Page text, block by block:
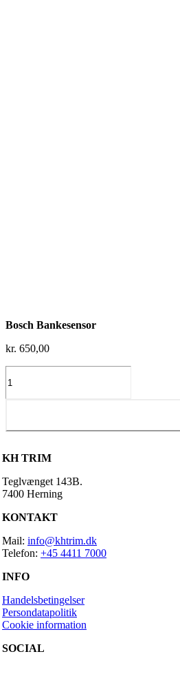
Bosch Bankesensor
kr. 650,00
Bankesensor
antal
KH TRIM
Teglvænget 143B.
7400 Herning
KONTAKT
Mail: info@khtrim.dk
Telefon: +45 4411 7000
INFO
Handelsbetingelser
Persondatapolitik
Cookie information
SOCIAL